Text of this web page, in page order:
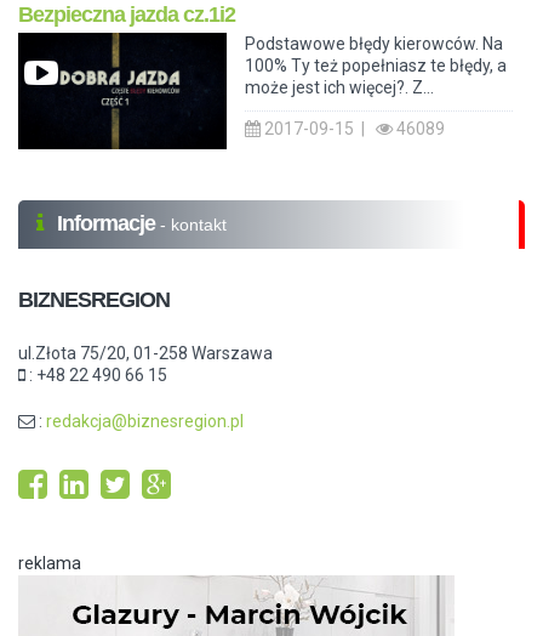
Bezpieczna jazda cz.1i2
Podstawowe błędy kierowców. Na
100% Ty też popełniasz te błędy, a
może jest ich więcej?. Z...
2017-09-15 | 46089
Informacje - kontakt
BIZNESREGION
ul.Złota 75/20, 01-258 Warszawa
: +48 22 490 66 15
: redakcja@biznesregion.pl
reklama